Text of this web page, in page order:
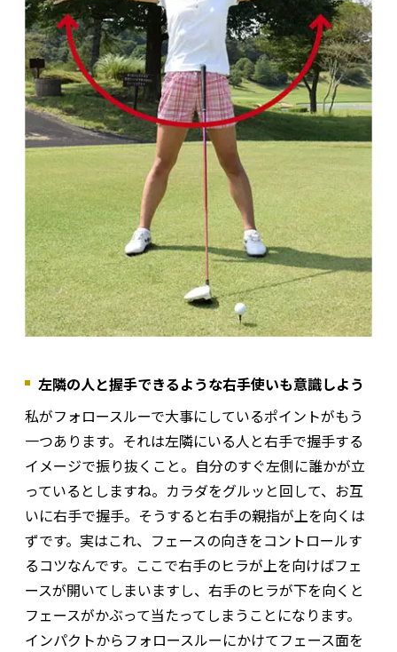
左隣の人と握手できるような右手使いも意識しよう
私がフォロースルーで大事にしているポイントがもう
一つあります。それは左隣にいる人と右手で握手する
イメージで振り抜くこと。自分のすぐ左側に誰かが立
っているとしますね。カラダをグルッと回して、お互
いに右手で握手。そうすると右手の親指が上を向くは
ずです。実はこれ、フェースの向きをコントロールす
るコツなんです。ここで右手のヒラが上を向けばフェ
ースが開いてしまいますし、右手のヒラが下を向くと
フェースがかぶって当たってしまうことになります。
インパクトからフォロースルーにかけてフェース面を